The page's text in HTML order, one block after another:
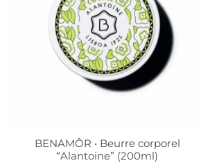
BENAMÔR • Beurre corporel
“Alantoine” (200ml)